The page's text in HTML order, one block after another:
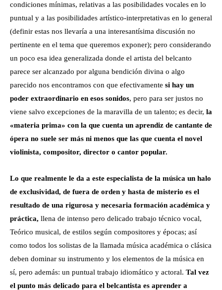
condiciones mínimas, relativas a las posibilidades vocales en lo
puntual y a las posibilidades artístico-interpretativas en lo general
(definir estas nos llevaría a una interesantísima discusión no
pertinente en el tema que queremos exponer); pero considerando
un poco esa idea generalizada donde el artista del belcanto
parece ser alcanzado por alguna bendición divina o algo
parecido nos encontramos con que efectivamente si hay un
poder extraordinario en esos sonidos, pero para ser justos no
viene salvo excepciones de la maravilla de un talento; es decir, la
«materia prima» con la que cuenta un aprendiz de cantante de
ópera no suele ser más ni menos que las que cuenta el novel
violinista, compositor, director o cantor popular.
Lo que realmente le da a este especialista de la música un halo
de exclusividad, de fuera de orden y hasta de misterio es el
resultado de una rigurosa y necesaria formación académica y
práctica, llena de intenso pero delicado trabajo técnico vocal,
Teórico musical, de estilos según compositores y épocas; así
como todos los solistas de la llamada música académica o clásica
deben dominar su instrumento y los elementos de la música en
sí, pero además: un puntual trabajo idiomático y actoral. Tal vez
el punto más delicado para el belcantista es aprender a